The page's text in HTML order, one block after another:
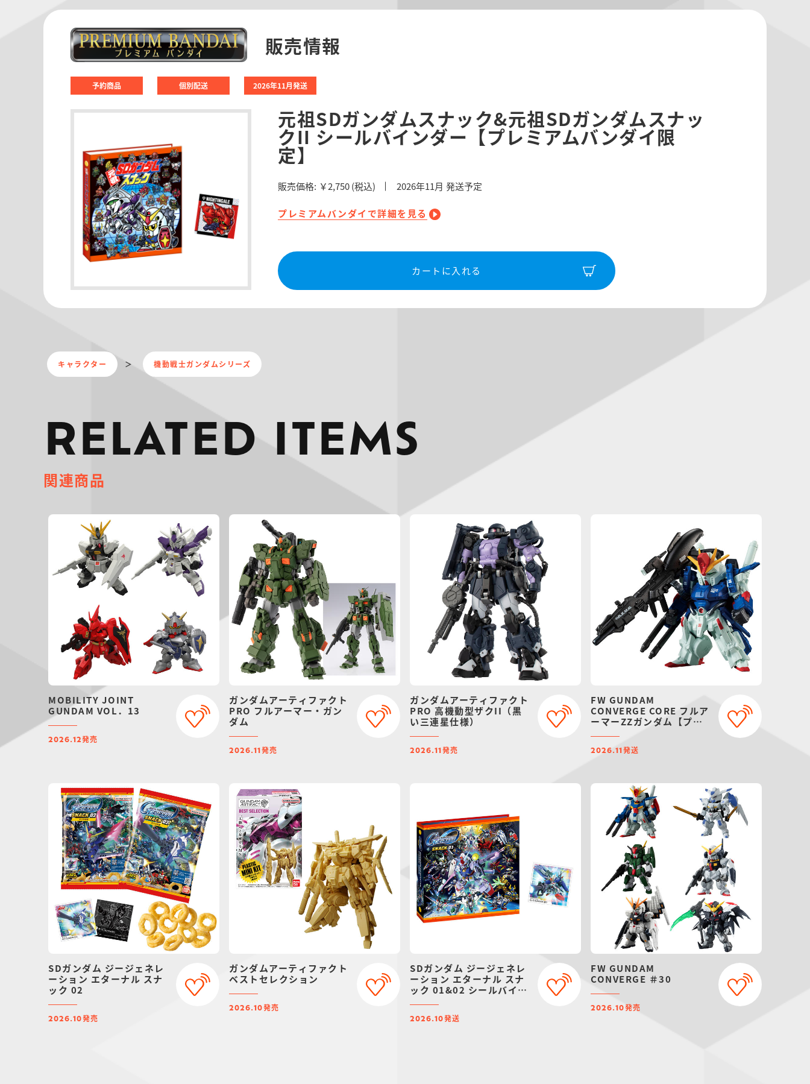
販売情報
予約商品 個別配送 2026年11月発送
元祖SDガンダムスナック&元祖SDガンダムスナッ
クII シールバインダー【プレミアムバンダイ限
定】
販売価格: ￥2,750(税込) 2026年11月 発送予定
プレミアムバンダイで詳細を見る
カートに入れる
キャラクター 機動戦士ガンダムシリーズ
RELATED ITEMS
関連商品
MOBILITY JOINT
GUNDAM VOL．13
2026.12発売
ガンダムアーティファクト
PRO フルアーマー・ガン
ダム
2026.11 発売
ガンダムアーティファクト
PRO 高機動型ザクII（黒
い三連星仕様）
2026.11 発売
FW GUNDAM
CONVERGE CORE フルア
ーマーZZガンダム【プレ
2026.11 発送
SDガンダム ジージェネレ
ーション エターナル スナ
ック 02
2026.10発売
ガンダムアーティファクト
ベストセレクション
2026.10発売
SDガンダム ジージェネレ
ーション エターナル スナ
ック 01&02 シールバイン
2026.10発送
FW GUNDAM
CONVERGE ＃30
2026.10発売